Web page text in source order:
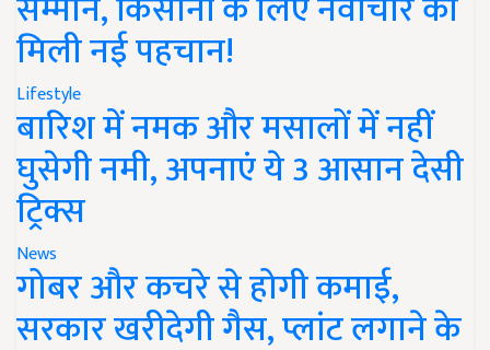
मिली नई पहचान!
Lifestyle
बारिश में नमक और मसालों में नहीं
घुसेगी नमी, अपनाएं ये 3 आसान देसी
ट्रिक्स
News
गोबर और कचरे से होगी कमाई,
सरकार खरीदेगी गैस, प्लांट लगाने के